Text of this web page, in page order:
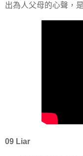
出為人父母的心聲，
09 Liar